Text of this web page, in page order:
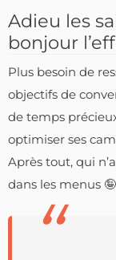
Adieu les
bonjour
Plus besoin de
objectifs de
de temps
optimiser ses
Après tout, qui
dans les menus 🤪